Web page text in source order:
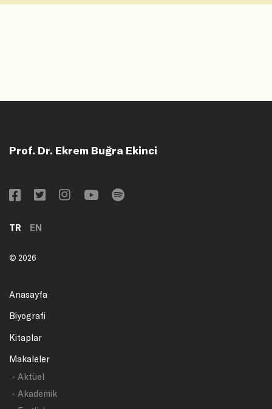
Prof. Dr. Ekrem Buğra Ekinci
TR EN
© 2026
Anasayfa
Biyografi
Kitaplar
Makaleler
- Aktüel
- Akademik